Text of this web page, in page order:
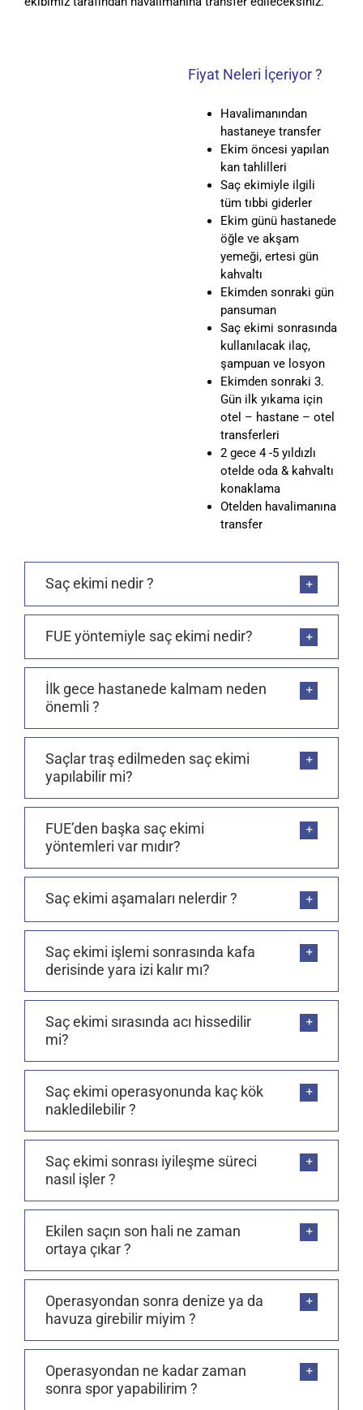
Fiyat Neleri İçeriyor ?
Havalimanından
hastaneye transfer
Ekim öncesi yapılan
kan tahlilleri
Saç ekimiyle ilgili
tüm tıbbi giderler
Ekim günü hastanede
öğle ve akşam
yemeği, ertesi gün
kahvaltı
Ekimden sonraki gün
pansuman
Saç ekimi sonrasında
kullanılacak ilaç,
şampuan ve losyon
Ekimden sonraki 3.
Gün ilk yıkama için
otel – hastane – otel
transferleri
2 gece 4 -5 yıldızlı
otelde oda & kahvaltı
konaklama
Otelden havalimanına
transfer
Saç ekimi nedir ?
FUE yöntemiyle saç ekimi nedir?
İlk gece hastanede kalmam neden
önemli ?
Saçlar traş edilmeden saç ekimi
yapılabilir mi?
FUE’den başka saç ekimi
yöntemleri var mıdır?
Saç ekimi aşamaları nelerdir ?
Saç ekimi işlemi sonrasında kafa
derisinde yara izi kalır mı?
Saç ekimi sırasında acı hissedilir
mi?
Saç ekimi operasyonunda kaç kök
nakledilebilir ?
Saç ekimi sonrası iyileşme süreci
nasıl işler ?
Ekilen saçın son hali ne zaman
ortaya çıkar ?
Operasyondan sonra denize ya da
havuza girebilir miyim ?
Operasyondan ne kadar zaman
sonra spor yapabilirim ?